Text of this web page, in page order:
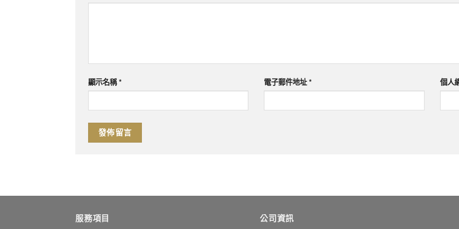
顯示名稱* 電子郵件地址* 個人
服務項目 公司資訊